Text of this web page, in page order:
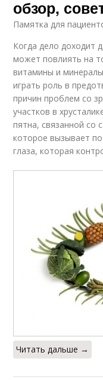
обзор,
Памятка для
Когда дело доходит
может повлиять на
витамины и
играть роль в
причин проблем со
участков в
пятна, связанной со
которое вызывает
глаза, которая
Читать дальше →